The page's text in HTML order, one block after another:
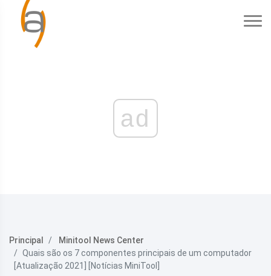
ad
Principal
Minitool News Center
Quais são os 7 componentes principais de um computador
[Atualização 2021] [Notícias MiniTool]